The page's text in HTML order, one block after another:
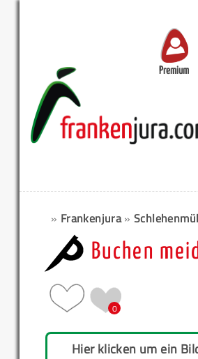
Premium
» Frankenjura»
Buchen
0
Hier klicken um ein